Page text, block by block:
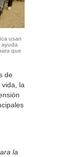
usan
ayuda
que
de
la
la